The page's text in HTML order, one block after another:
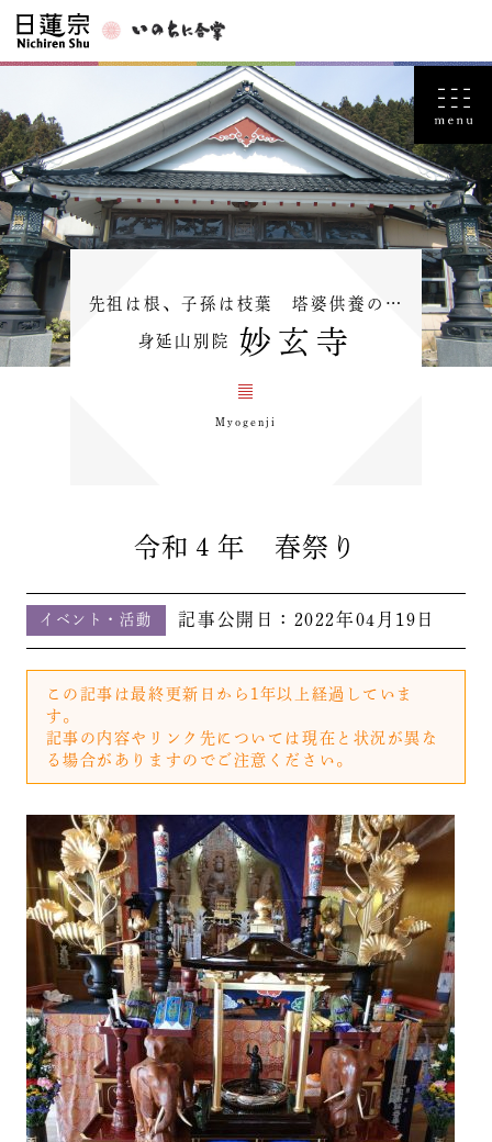
先祖は根、子孫は枝葉 塔婆供養の…
身延山別院 妙玄寺
Myogenji
令和４年 春祭り
イベント・活動 記事公開日： 2022年04月19日
この記事は最終更新日から1年以上経過していま
す。
記事の内容やリンク先については現在と状況が異な
る場合がありますのでご注意ください。